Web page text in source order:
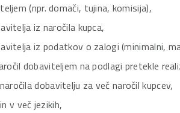
(npr. domači, tujina, komisija),
iz naročila kupca,
iz podatkov o zalogi (minimalni,
dobaviteljem na podlagi pretekle
dobavitelju za več naročil kupcev,
v več jezikih,